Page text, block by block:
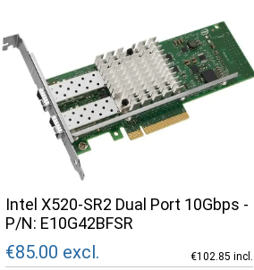
Intel X520-SR2 Dual Port 10Gbps -
P/N: E10G42BFSR
€85.00 excl. €102.85 incl.